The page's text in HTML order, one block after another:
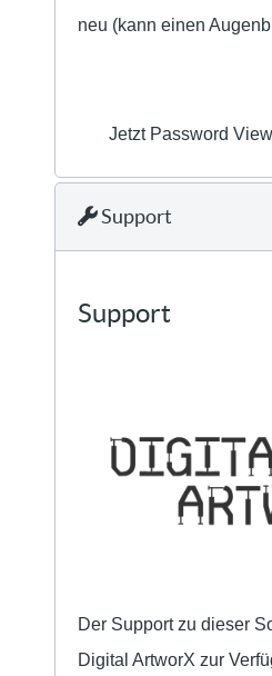
neu (kann einen
Jetzt Password
Support
Support
Der Support zu dieser
Digital ArtworX zur